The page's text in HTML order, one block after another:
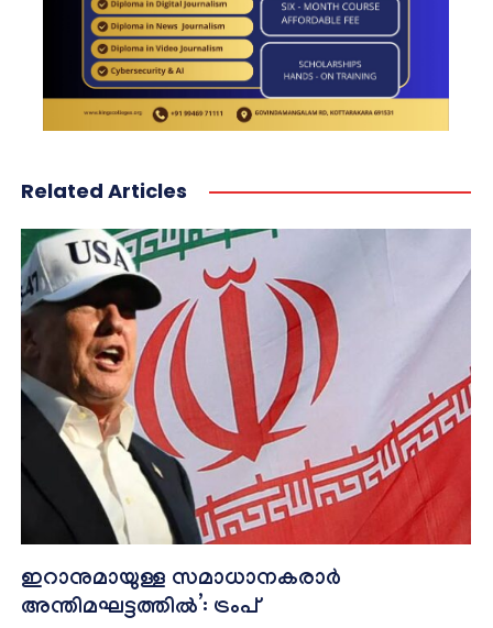
Related Articles
ഇറാനുമായുള്ള സമാധാനകരാർ
അന്തിമഘട്ടത്തിൽ‌’: ട്രംപ്